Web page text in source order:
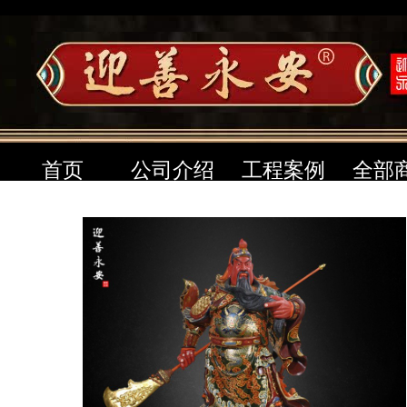
首页 公司介绍 工程案例 全部